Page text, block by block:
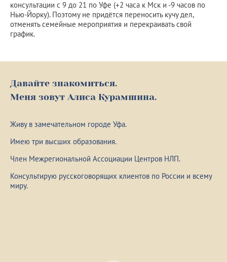
консультации с 9 до 21 по Уфе (+2 часа к Мск и -9 часов по
Нью-Йорку). Поэтому не придётся переносить кучу дел,
отменять семейные мероприятия и перекраивать свой
график.
Давайте знакомиться.
Меня зовут Алиса Курамшина.
Живу в замечательном городе Уфа.
Имею три высших образования.
Член Межрегиональной Ассоциации Центров НЛП.
Консультирую русскоговорящих клиентов по России и всему
миру.